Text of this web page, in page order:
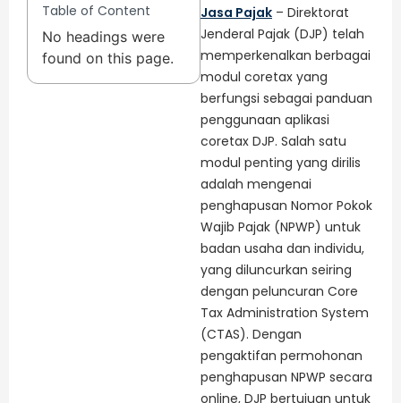
Table of Content
No headings were
found on this page.
Jasa Pajak – Direktorat
Jenderal Pajak (DJP) telah
memperkenalkan berbagai
modul coretax yang
berfungsi sebagai panduan
penggunaan aplikasi
coretax DJP. Salah satu
modul penting yang dirilis
adalah mengenai
penghapusan Nomor Pokok
Wajib Pajak (NPWP) untuk
badan usaha dan individu,
yang diluncurkan seiring
dengan peluncuran Core
Tax Administration System
(CTAS). Dengan
pengaktifan permohonan
penghapusan NPWP secara
online, DJP bertujuan untuk